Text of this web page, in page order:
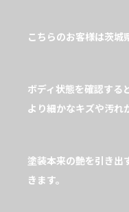
こちらのお客様は茨城
ボディ状態を確認する
より細かなキズや汚れ
塗装本来の艶を引き出
きます。